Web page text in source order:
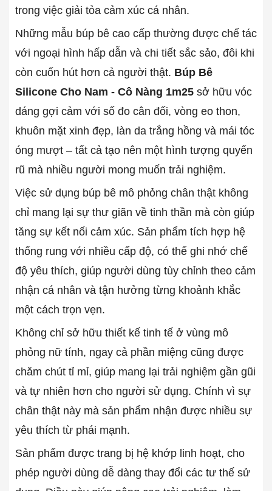
trong việc giải tỏa cảm xúc cá nhân.
Những mẫu búp bê cao cấp thường được chế tác
với ngoại hình hấp dẫn và chi tiết sắc sảo, đôi khi
còn cuốn hút hơn cả người thật. Búp Bê
Silicone Cho Nam - Cô Nàng 1m25 sở hữu vóc
dáng gợi cảm với số đo cân đối, vòng eo thon,
khuôn mặt xinh đẹp, làn da trắng hồng và mái tóc
óng mượt – tất cả tạo nên một hình tượng quyến
rũ mà nhiều người mong muốn trải nghiệm.
Việc sử dụng búp bê mô phỏng chân thật không
chỉ mang lại sự thư giãn về tinh thần mà còn giúp
tăng sự kết nối cảm xúc. Sản phẩm tích hợp hệ
thống rung với nhiều cấp độ, có thể ghi nhớ chế
độ yêu thích, giúp người dùng tùy chỉnh theo cảm
nhận cá nhân và tận hưởng từng khoảnh khắc
một cách trọn vẹn.
Không chỉ sở hữu thiết kế tinh tế ở vùng mô
phỏng nữ tính, ngay cả phần miệng cũng được
chăm chút tỉ mỉ, giúp mang lại trải nghiệm gần gũi
và tự nhiên hơn cho người sử dụng. Chính vì sự
chân thật này mà sản phẩm nhận được nhiều sự
yêu thích từ phái mạnh.
Sản phẩm được trang bị hệ khớp linh hoạt, cho
phép người dùng dễ dàng thay đổi các tư thế sử